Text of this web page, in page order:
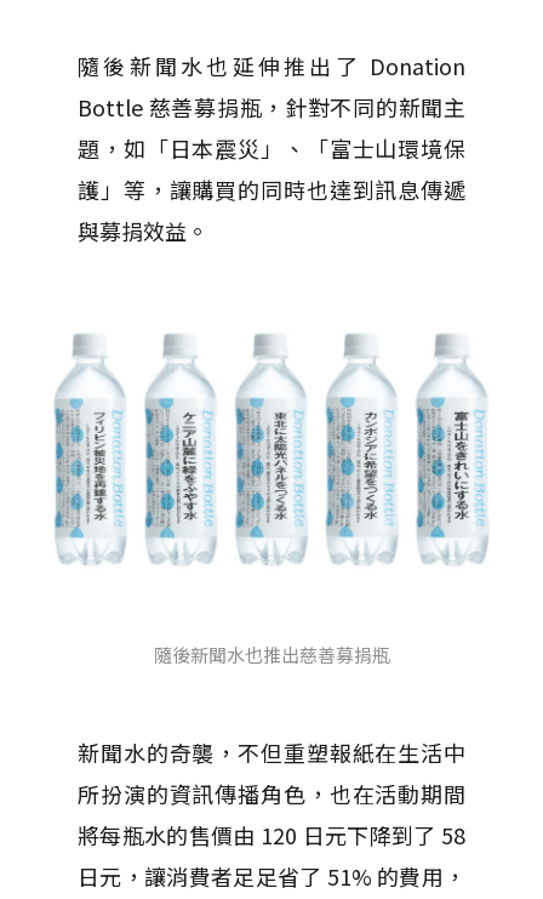
隨後新聞水也延伸推出了 Donation
Bottle 慈善募捐瓶，針對不同的新聞主
題，如「日本震災」、「富士山環境保
護」等，讓購買的同時也達到訊息傳遞
與募捐效益。
隨後新聞水也推出慈善募捐瓶
新聞水的奇襲，不但重塑報紙在生活中
所扮演的資訊傳播角色，也在活動期間
將每瓶水的售價由 120 日元下降到了 58
日元，讓消費者足足省了 51% 的費用，